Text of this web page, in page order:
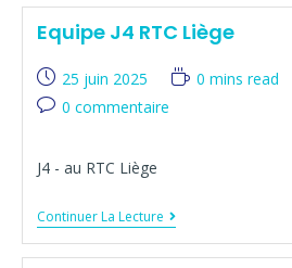
Equipe J4 RTC Liège
25 juin 2025 0 mins read
0 commentaire
J4 - au RTC Liège
Continuer La Lecture